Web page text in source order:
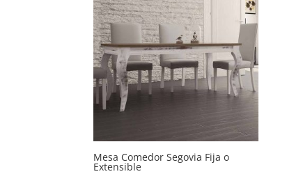
Mesa Comedor Segovia Fija o
Extensible